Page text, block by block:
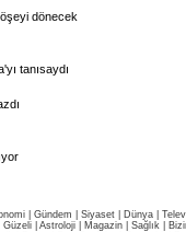
dönecek
tanısaydı
Gündem Siyaset Dünya |
Güzeli Astroloji Magazin Sağlık